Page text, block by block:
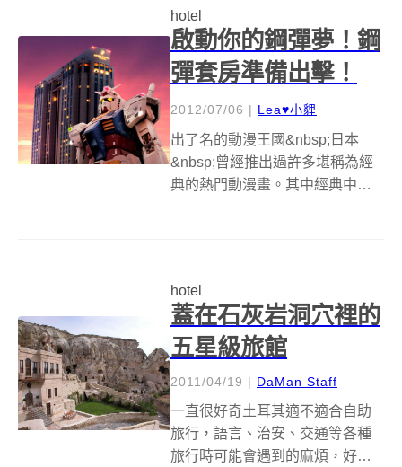
hotel
啟動你的鋼彈夢！鋼
彈套房準備出擊！
2012/07/06 | Lea♥小貍
出了名的動漫王國&nbsp;日本
&nbsp;曾經推出過許多堪稱為經
典的熱門動漫畫。其中經典中的
典版的「機動戰士鋼彈 II」(...
hotel
蓋在石灰岩洞穴裡的
五星級旅館
2011/04/19 | DaMan Staff
一直很好奇土耳其適不適合自助
旅行，語言、治安、交通等各種
旅行時可能會遇到的麻煩，好像